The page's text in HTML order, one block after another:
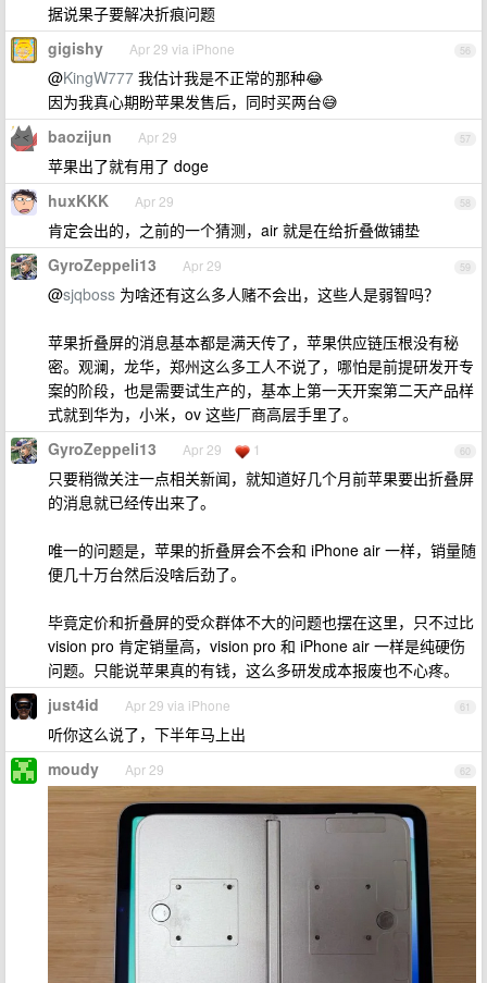
据说果子要解决折痕问题
56
gigishy Apr 29 via iPhone
@KingW777 我估计我是不正常的那种😂
因为我真心期盼苹果发售后，同时买两台😅
57
baozijun Apr 29
苹果出了就有用了 doge
58
huxKKK Apr 29
肯定会出的，之前的一个猜测，air 就是在给折叠做铺垫
59
GyroZeppeli13 Apr 29
@sjqboss 为啥还有这么多人赌不会出，这些人是弱智吗？
苹果折叠屏的消息基本都是满天传了，苹果供应链压根没有秘
密。观澜，龙华，郑州这么多工人不说了，哪怕是前提研发开专
案的阶段，也是需要试生产的，基本上第一天开案第二天产品样
式就到华为，小米，ov 这些厂商高层手里了。
60
GyroZeppeli13 Apr 29 1
只要稍微关注一点相关新闻，就知道好几个月前苹果要出折叠屏
的消息就已经传出来了。
唯一的问题是，苹果的折叠屏会不会和 iPhone air 一样，销量随
便几十万台然后没啥后劲了。
毕竟定价和折叠屏的受众群体不大的问题也摆在这里，只不过比
vision pro 肯定销量高，vision pro 和 iPhone air 一样是纯硬伤
问题。只能说苹果真的有钱，这么多研发成本报废也不心疼。
61
just4id Apr 29 via iPhone
听你这么说了，下半年马上出
62
moudy Apr 29